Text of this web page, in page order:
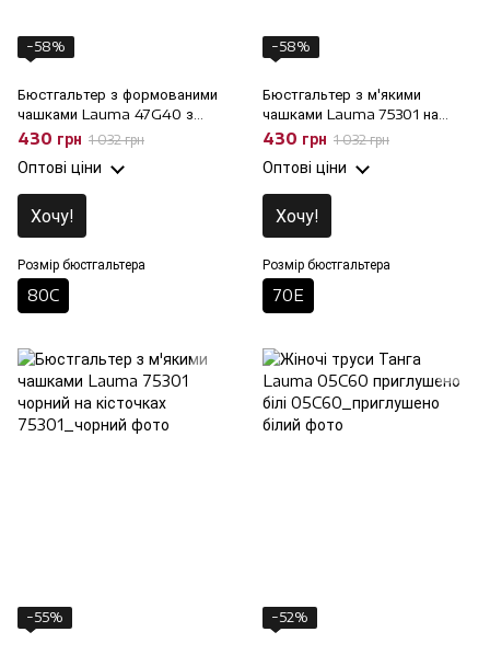
−58%
Бюстгальтер з формованими
чашками Lauma 47G40 з
мереживом, 80C
430 грн 1 032 грн
Оптові ціни
Хочу!
Розмір бюстгальтера
80C
−58%
Бюстгальтер з м'якими
чашками Lauma 75301 на
кісточках, 70E
430 грн 1 032 грн
Оптові ціни
Хочу!
Розмір бюстгальтера
70E
−55% −52%